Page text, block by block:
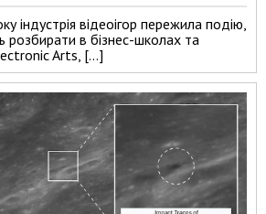
індустрія відеоігор пережила подію,
розбирати в бізнес-школах та
Arts, […]